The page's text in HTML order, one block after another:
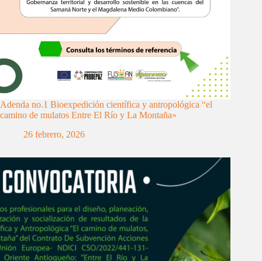
Adenda no.1 Bioexpedición científica y antropológica “el
camino de mulatos Entre El Río y La Montaña»
26 febrero, 2026